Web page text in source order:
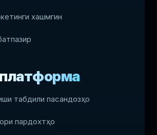
хашмгин
табдили пасандозҳо
пардохтҳо